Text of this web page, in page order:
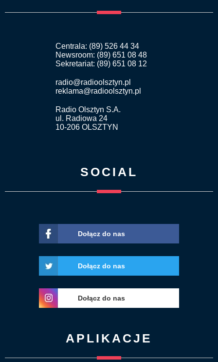
Centrala: (89) 526 44 34
Newsroom: (89) 651 08 48
Sekretariat: (89) 651 08 12
radio@radioolsztyn.pl
reklama@radioolsztyn.pl
Radio Olsztyn S.A.
ul. Radiowa 24
10-206 OLSZTYN
SOCIAL
Dołącz do nas
Dołącz do nas
Dołącz do nas
APLIKACJE